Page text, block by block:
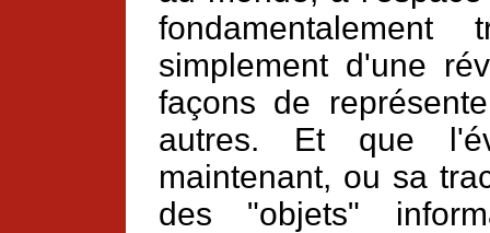
simplement d'une
façons de
autres. Et que
maintenant, ou sa
des "objets"